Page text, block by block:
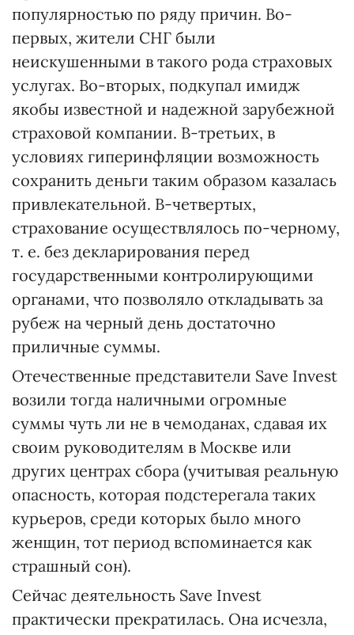
популярностью по ряду причин. Во-
первых, жители СНГ были
неискушенными в такого рода страховых
услугах. Во-вторых, подкупал имидж
якобы известной и надежной зарубежной
страховой компании. В-третьих, в
условиях гиперинфляции возможность
сохранить деньги таким образом казалась
привлекательной. В-четвертых,
страхование осуществлялось по-черному,
т. е. без декларирования перед
государственными контролирующими
органами, что позволяло откладывать за
рубеж на черный день достаточно
приличные суммы.
Отечественные представители Save Invest
возили тогда наличными огромные
суммы чуть ли не в чемоданах, сдавая их
своим руководителям в Москве или
других центрах сбора (учитывая реальную
опасность, которая подстерегала таких
курьеров, среди которых было много
женщин, тот период вспоминается как
страшный сон).
Сейчас деятельность Save Invest
практически прекратилась. Она исчезла,